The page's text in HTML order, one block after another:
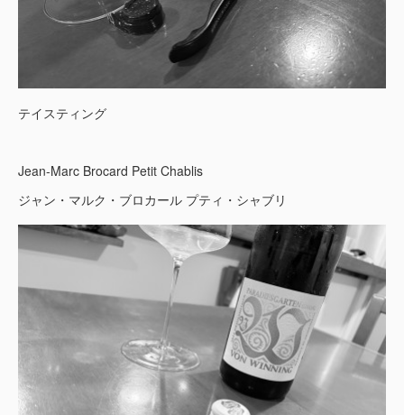
テイスティング
Jean-Marc Brocard Petit Chablis
ジャン・マルク・ブロカール プティ・シャブリ